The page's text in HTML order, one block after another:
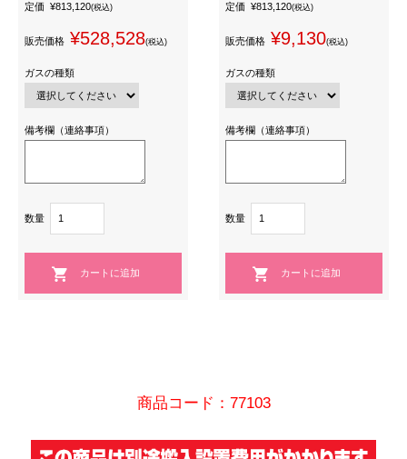
定価 ¥813,120(税込)
販売価格 ¥528,528(税込)
ガスの種類
備考欄（連絡事項）
数量
定価 ¥813,120(税込)
販売価格 ¥9,130(税込)
ガスの種類
備考欄（連絡事項）
数量
商品コード：77103